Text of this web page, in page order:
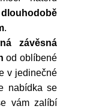
.
závěsná
od oblíbené
v jedinečné
nabídka se
vám zalíbí